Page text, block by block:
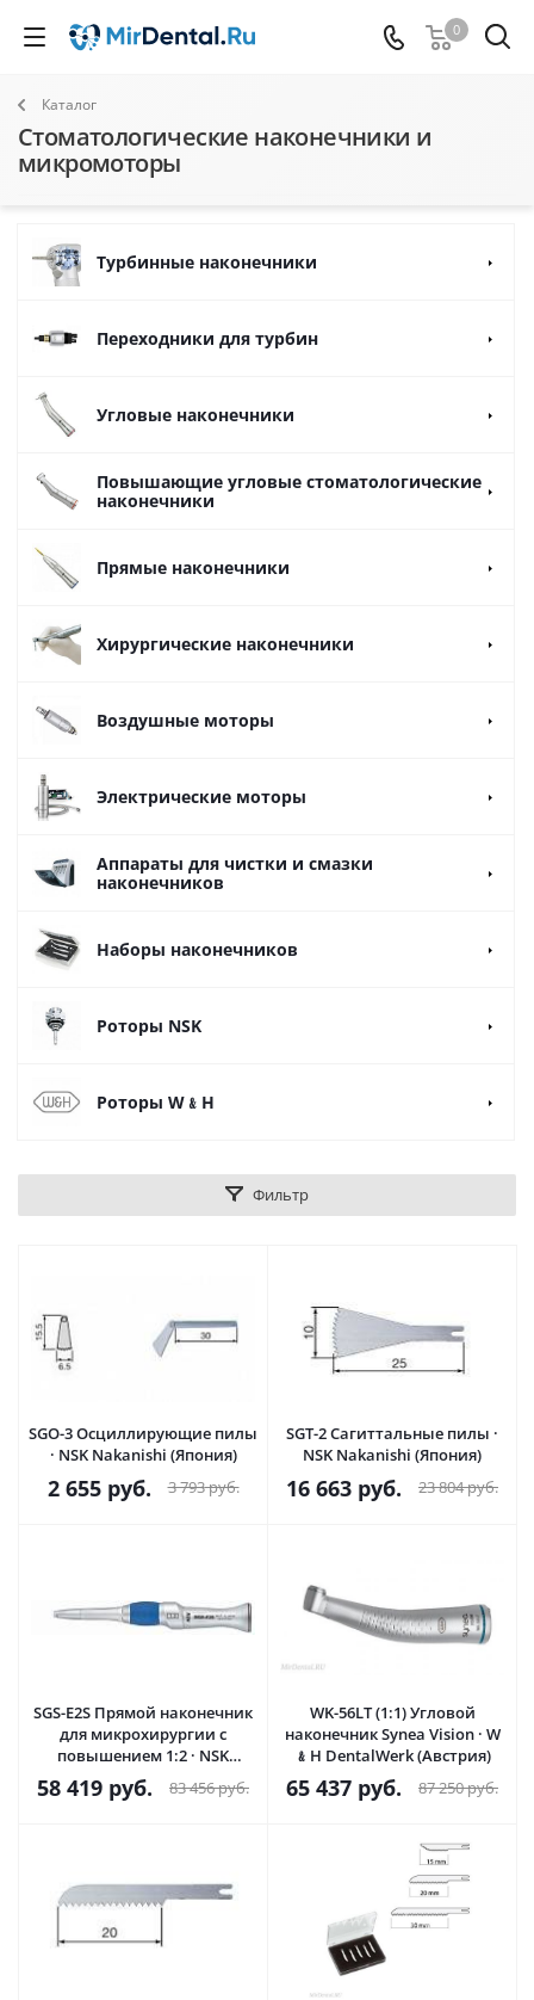
0
Каталог
Стоматологические наконечники и
микромоторы
Турбинные наконечники
Переходники для турбин
Угловые наконечники
Повышающие угловые стоматологические
наконечники
Прямые наконечники
Хирургические наконечники
Воздушные моторы
Электрические моторы
Аппараты для чистки и смазки
наконечников
Наборы наконечников
Роторы NSK
Роторы W﹠H
Фильтр
SGO-3 Осциллирующие пилы
· NSK Nakanishi (Япония)
2 655руб. 3 793руб.
SGT-2 Сагиттальные пилы ·
NSK Nakanishi (Япония)
16 663 руб. 23 804руб.
SGS-E2S Прямой наконечник
для микрохирургии с
повышением 1:2 · NSK
Nakanishi (Япония)
58 419 руб. 83 456руб.
WK-56LT (1:1) Угловой
наконечник Synea Vision · W
﹠H DentalWerk (Австрия)
65 437 руб. 87 250руб.